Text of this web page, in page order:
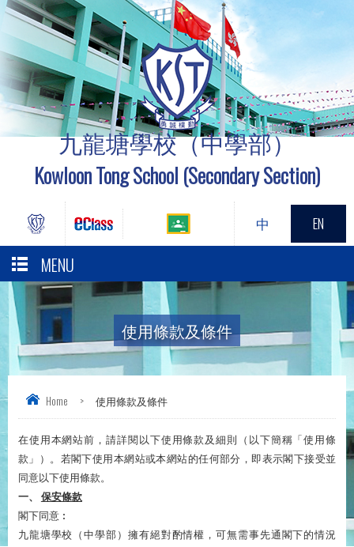
九龍塘學校（中學部）
Kowloon Tong School (Secondary Section)
中 EN
MENU
使用條款及條件
Home > 使用條款及條件
在使用本網站前，請詳閱以下使用條款及細則（以下簡稱「使用條
款」）。若閣下使用本網站或本網站的任何部分，即表示閣下接受並
同意以下使用條款。
一、
保安條款
閣下同意︰
九龍塘學校（中學部）擁有絕對酌情權，可無需事先通閣下的情況